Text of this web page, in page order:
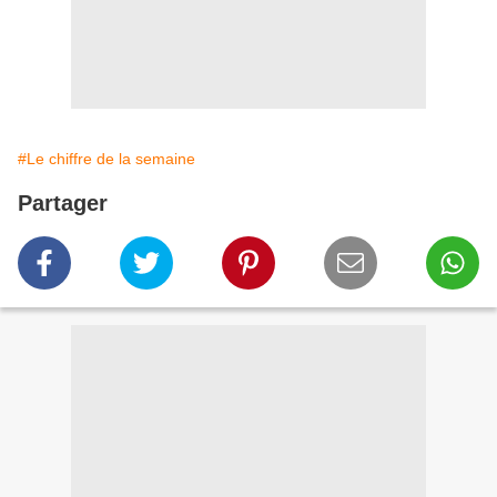
#Le chiffre de la semaine
Partager